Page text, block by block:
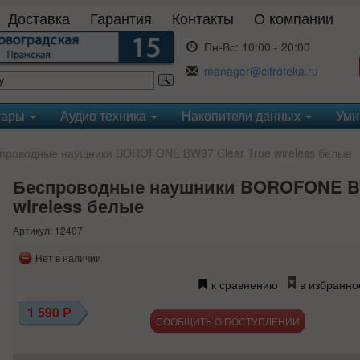
Доставка Гарантия Контакты О компании
Пн-Вс: 10:00 - 20:00
manager@cifroteka.ru
Аудио техника Накопители данных
наушники BOROFONE BW97 Clear True wireless белые
Беспроводные наушники BOROFONE
wireless белые
Артикул: 12407
Нет в наличии
к сравнению в
1 590 Р СООБЩИТЬ О ПОСТУПЛЕНИИ